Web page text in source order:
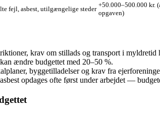
fejl, asbest, utilgængelige steder
+50.000–500.000 kr.
opgaven)
krav om stillads og transport i
ændre budgettet med 20–50 %.
byggetilladelser og krav fra
opdages ofte først under arbejdet —